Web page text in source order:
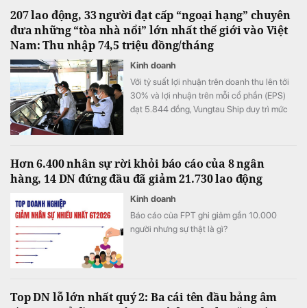
207 lao động, 33 người đạt cấp “ngoại hạng” chuyên
đưa những “tòa nhà nổi” lớn nhất thế giới vào Việt
Nam: Thu nhập 74,5 triệu đồng/tháng
Kinh doanh
Với tỷ suất lợi nhuận trên doanh thu lên tới
30% và lợi nhuận trên mỗi cổ phần (EPS)
đạt 5.844 đồng, Vungtau Ship duy trì mức
Hơn 6.400 nhân sự rời khỏi báo cáo của 8 ngân
hàng, 14 DN đứng đầu đã giảm 21.730 lao động
Kinh doanh
Báo cáo của FPT ghi giảm gần 10.000
người nhưng sự thật là gì?
Top DN lỗ lớn nhất quý 2: Ba cái tên đầu bảng âm